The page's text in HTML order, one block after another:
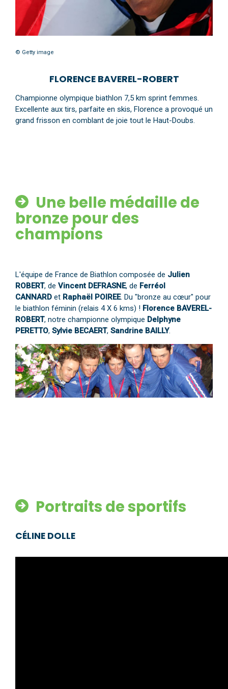
© Getty image
FLORENCE BAVEREL-ROBERT
Championne olympique biathlon 7,5 km sprint femmes.
Excellente aux tirs, parfaite en skis, Florence a provoqué un
grand frisson en comblant de joie tout le Haut-Doubs.
Une belle médaille de
bronze pour des
champions
L'équipe de France de Biathlon composée de Julien
ROBERT, de Vincent DEFRASNE, de Ferréol
CANNARD et Raphaël POIREE. Du "bronze au cœur" pour
le biathlon féminin (relais 4 X 6 kms) ! Florence BAVEREL-
ROBERT, notre championne olympique Delphyne
PERETTO, Sylvie BECAERT, Sandrine BAILLY.
Portraits de sportifs
CÉLINE DOLLE